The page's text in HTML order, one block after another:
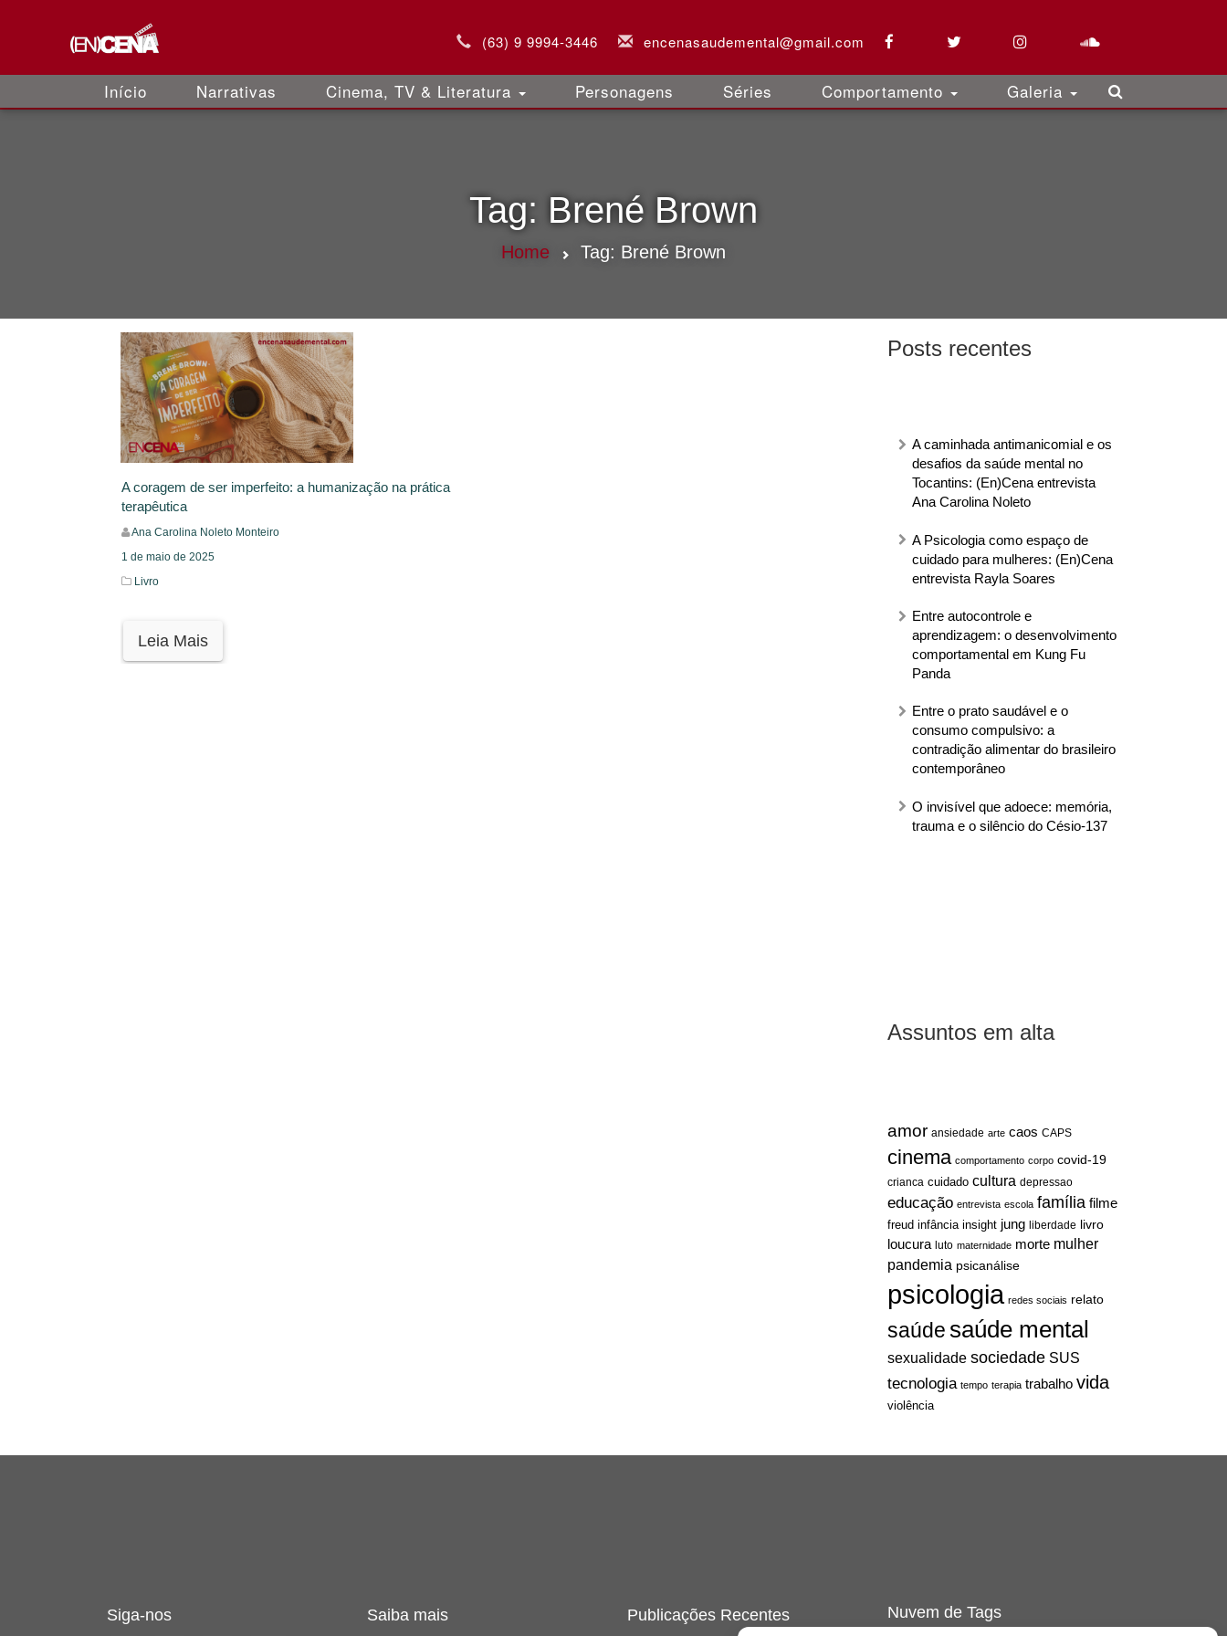
(63) 9 9994-3446 encenasaudemental@gmail.com
Início Narrativas Cinema, TV & Literatura Personagens Séries Comportamento Galeria
Tag: Brené Brown
Home Tag: Brené Brown
Posts recentes
A caminhada antimanicomial e os
desafios da saúde mental no
Tocantins: (En)Cena entrevista
Ana Carolina Noleto
A Psicologia como espaço de
cuidado para mulheres: (En)Cena
entrevista Rayla Soares
Entre autocontrole e
aprendizagem: o desenvolvimento
comportamental em Kung Fu
Panda
Entre o prato saudável e o
consumo compulsivo: a
contradição alimentar do brasileiro
contemporâneo
O invisível que adoece: memória,
trauma e o silêncio do Césio-137
Assuntos em alta
amor ansiedade arte caos CAPS
cinema comportamento corpo covid-19
crianca cuidado cultura depressao
educação entrevista escola família filme
freud infância insight jung liberdade livro
loucura luto maternidade morte mulher
pandemia psicanálise
psicologia redes sociais relato
saúdesaúde mental
sexualidade sociedade SUS
tecnologia tempo terapia trabalho vida
violência
A coragem de ser imperfeito: a humanização na prática
terapêutica
Ana Carolina Noleto Monteiro
1 de maio de 2025
Livro
Leia Mais
Siga-nos Saiba mais Publicações Recentes Nuvem de Tags